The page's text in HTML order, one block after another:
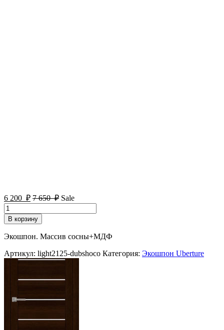
6 200 ₽ 7 650 ₽ Sale
Количество
товара
Дверь
межкомнатная
2125
В корзину
Экошпон. Массив сосны+МДФ
Артикул: light2125-dubshoco Категория: Экошпон Uberture